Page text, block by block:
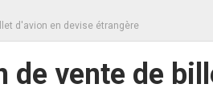
d'avion en devise étrangère
vente de